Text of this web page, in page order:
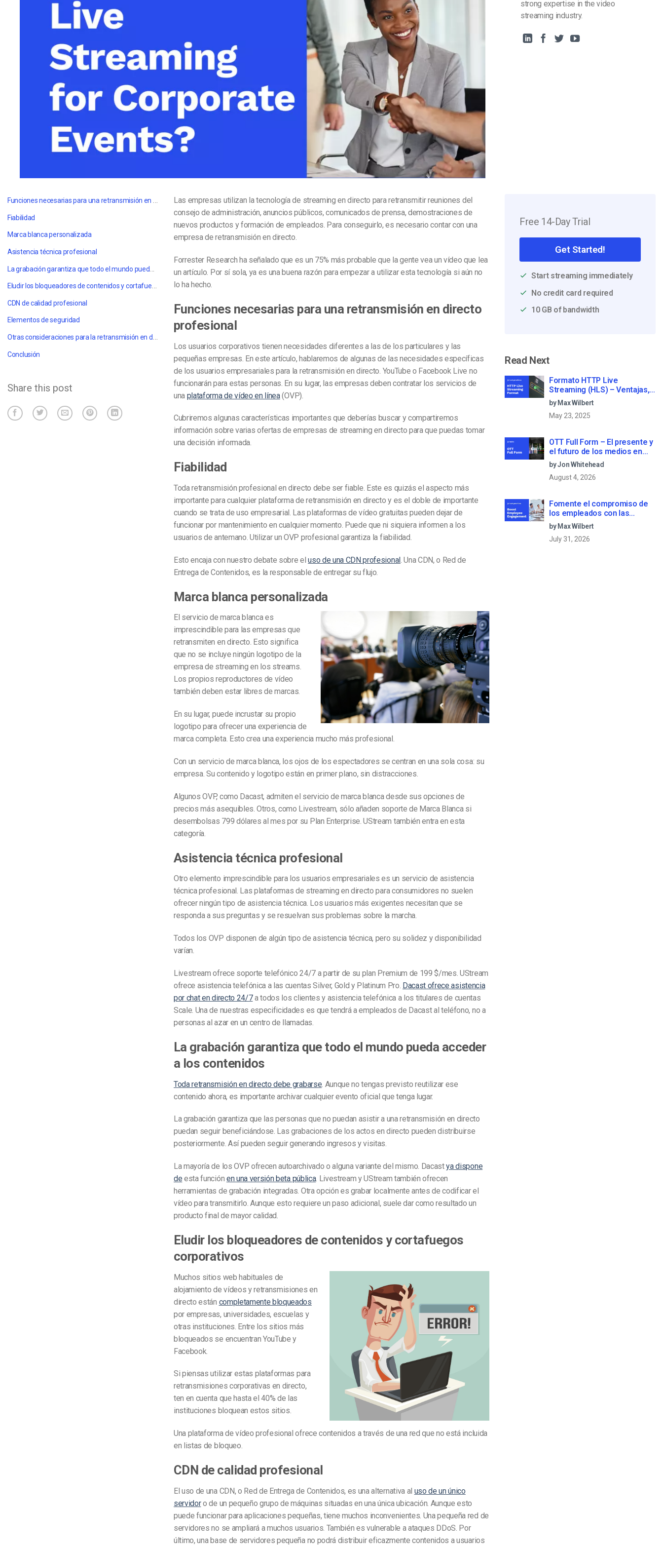
Emisoras de Radio y Televisión
strong expertise in the video
streaming industry.
Funciones necesarias para una retransmisión en directo profesional
Fiabilidad
Marca blanca personalizada
Asistencia técnica profesional
Eludir los bloqueadores de contenidos y cortafuegos corporativos
CDN de calidad profesional
Elementos de seguridad
Otras consideraciones para la retransmisión en directo de eventos de empresa
Conclusión
Share this post
Las empresas utilizan la tecnología de streaming en directo para retransmitir reuniones del
consejo de administración, anuncios públicos, comunicados de prensa, demostraciones de
nuevos productos y formación de empleados. Para conseguirlo, es necesario contar con una
empresa de retransmisión en directo.
Forrester Research ha señalado que es un 75% más probable que la gente vea un vídeo que lea
un artículo. Por sí sola, ya es una buena razón para empezar a utilizar esta tecnología si aún no
lo ha hecho.
Funciones necesarias para una retransmisión en directo
profesional
Los usuarios corporativos tienen necesidades diferentes a las de los particulares y las
pequeñas empresas. En este artículo, hablaremos de algunas de las necesidades específicas
de los usuarios empresariales para la retransmisión en directo. YouTube o Facebook Live no
funcionarán para estas personas. En su lugar, las empresas deben contratar los servicios de
una plataforma de vídeo en línea(OVP).
Cubriremos algunas características importantes que deberías buscar y compartiremos
información sobre varias ofertas de empresas de streaming en directo para que puedas tomar
una decisión informada.
Fiabilidad
Toda retransmisión profesional en directo debe ser fiable. Este es quizás el aspecto más
importante para cualquier plataforma de retransmisión en directo y es el doble de importante
cuando se trata de uso empresarial. Las plataformas de vídeo gratuitas pueden dejar de
funcionar por mantenimiento en cualquier momento. Puede que ni siquiera informen a los
usuarios de antemano. Utilizar un OVP profesional garantiza la fiabilidad.
Esto encaja con nuestro debate sobre eluso de una CDN profesional. Una CDN, o Red de
Entrega de Contenidos, es la responsable de entregar su flujo.
Marca blanca personalizada
El servicio de marca blanca es
imprescindible para las empresas que
retransmiten en directo. Esto significa
que no se incluye ningún logotipo de la
empresa de streaming en los streams.
Los propios reproductores de vídeo
también deben estar libres de marcas.
En su lugar, puede incrustar su propio
logotipo para ofrecer una experiencia de
marca completa. Esto crea una experiencia mucho más profesional.
Con un servicio de marca blanca, los ojos de los espectadores se centran en una sola cosa: su
empresa. Su contenido y logotipo están en primer plano, sin distracciones.
Algunos OVP, como Dacast, admiten el servicio de marca blanca desde sus opciones de
precios más asequibles. Otros, como Livestream, sólo añaden soporte de Marca Blanca si
desembolsas 799 dólares al mes por su Plan Enterprise. UStream también entra en esta
categoría.
Asistencia técnica profesional
Otro elemento imprescindible para los usuarios empresariales es un servicio de asistencia
técnica profesional. Las plataformas de streaming en directo para consumidores no suelen
ofrecer ningún tipo de asistencia técnica. Los usuarios más exigentes necesitan que se
responda a sus preguntas y se resuelvan sus problemas sobre la marcha.
Todos los OVP disponen de algún tipo de asistencia técnica, pero su solidez y disponibilidad
varían.
Livestream ofrece soporte telefónico 24/7 a partir de su plan Premium de 199 $/mes. UStream
ofrece asistencia telefónica a las cuentas Silver, Gold y Platinum Pro. Dacast ofrece asistencia
por chat en directo 24/7a todos los clientes y asistencia telefónica a los titulares de cuentas
Scale. Una de nuestras especificidades es que tendrá a empleados de Dacast al teléfono, no a
personas al azar en un centro de llamadas.
La grabación garantiza que todo el mundo pueda acceder
a los contenidos
Toda retransmisión en directo debe grabarse . Aunque no tengas previsto reutilizar ese
contenido ahora, es importante archivar cualquier evento oficial que tenga lugar.
La grabación garantiza que las personas que no puedan asistir a una retransmisión en directo
puedan seguir beneficiándose. Las grabaciones de los actos en directo pueden distribuirse
posteriormente. Así pueden seguir generando ingresos y visitas.
La mayoría de los OVP ofrecen autoarchivado o alguna variante del mismo. Dacastya dispone
de esta función en una versión beta pública. Livestream y UStream también ofrecen
herramientas de grabación integradas. Otra opción es grabar localmente antes de codificar el
vídeo para transmitirlo. Aunque esto requiere un paso adicional, suele dar como resultado un
producto final de mayor calidad.
Eludir los bloqueadores de contenidos y cortafuegos
corporativos
Muchos sitios web habituales de
alojamiento de vídeos y retransmisiones en
directo están completamente bloqueados
por empresas, universidades, escuelas y
otras instituciones. Entre los sitios más
bloqueados se encuentran YouTube y
Facebook.
Si piensas utilizar estas plataformas para
retransmisiones corporativas en directo,
ten en cuenta que hasta el 40% de las
instituciones bloquean estos sitios.
Una plataforma de vídeo profesional ofrece contenidos a través de una red que no está incluida
en listas de bloqueo.
CDN de calidad profesional
El uso de una CDN, o Red de Entrega de Contenidos, es una alternativa al uso de un único
servidoro de un pequeño grupo de máquinas situadas en una única ubicación. Aunque esto
puede funcionar para aplicaciones pequeñas, tiene muchos inconvenientes. Una pequeña red de
servidores no se ampliará a muchos usuarios. También es vulnerable a ataques DDoS. Por
último, una base de servidores pequeña no podrá distribuir eficazmente contenidos a usuarios
Free 14-Day Trial
Get Started!
Start streaming immediately
No credit card required
10 GB of bandwidth
Read Next
Formato HTTP Live
Streaming (HLS) – Ventajas,
desventajas y cómo funciona
by Max Wilbert
May 23, 2025
OTT Full Form – El presente y
el futuro de los medios en
streaming
by Jon Whitehead
August 4, 2026
Fomente el compromiso de
los empleados con las
comunicaciones corporativas
en directo
by Max Wilbert
July 31, 2026